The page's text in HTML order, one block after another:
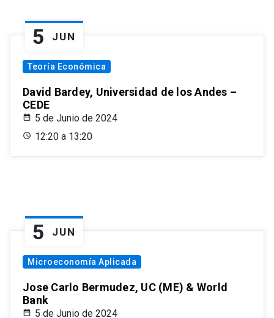
5 JUN
Teoría Económica
David Bardey, Universidad de los Andes –
CEDE
5 de Junio de 2024
12:20 a 13:20
5 JUN
Microeconomía Aplicada
Jose Carlo Bermudez, UC (ME) & World
Bank
5 de Junio de 2024